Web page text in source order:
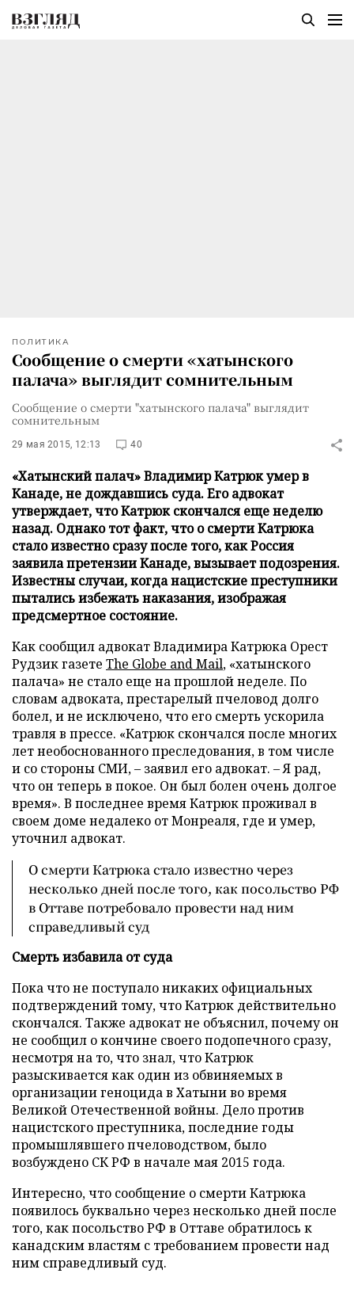
ПОЛИТИКА
Сообщение о смерти «хатынского
палача» выглядит сомнительным
Сообщение о смерти "хатынского палача" выглядит
сомнительным
29 мая 2015, 12:13 40
«Хатынский палач» Владимир Катрюк умер в
Канаде, не дождавшись суда. Его адвокат
утверждает, что Катрюк скончался еще неделю
назад. Однако тот факт, что о смерти Катрюка
стало известно сразу после того, как Россия
заявила претензии Канаде, вызывает подозрения.
Известны случаи, когда нацистские преступники
пытались избежать наказания, изображая
предсмертное состояние.
Как сообщил адвокат Владимира Катрюка Орест
Рудзик газете The Globe and Mail, «хатынского
палача» не стало еще на прошлой неделе. По
словам адвоката, престарелый пчеловод долго
болел, и не исключено, что его смерть ускорила
травля в прессе. «Катрюк скончался после многих
лет необоснованного преследования, в том числе
и со стороны СМИ, – заявил его адвокат. – Я рад,
что он теперь в покое. Он был болен очень долгое
время». В последнее время Катрюк проживал в
своем доме недалеко от Монреаля, где и умер,
уточнил адвокат.
О смерти Катрюка стало известно через
несколько дней после того, как посольство РФ
в Оттаве потребовало провести над ним
справедливый суд
Смерть избавила от суда
Пока что не поступало никаких официальных
подтверждений тому, что Катрюк действительно
скончался. Также адвокат не объяснил, почему он
не сообщил о кончине своего подопечного сразу,
несмотря на то, что знал, что Катрюк
разыскивается как один из обвиняемых в
организации геноцида в Хатыни во время
Великой Отечественной войны. Дело против
нацистского преступника, последние годы
промышлявшего пчеловодством, было
возбуждено СК РФ в начале мая 2015 года.
Интересно, что сообщение о смерти Катрюка
появилось буквально через несколько дней после
того, как посольство РФ в Оттаве обратилось к
канадским властям с требованием провести над
ним справедливый суд.